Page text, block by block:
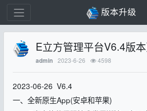
版本升级
E立方管理平台V6.4版
admin 2023-6-26 4598
2023-06-26 V6.4
一、全新原生App(安卓和苹果)